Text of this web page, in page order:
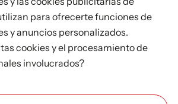
Les Torrenteres
para ofrecerte funciones de
y anuncios personalizados.
cookies y el procesamiento de
involucrados?